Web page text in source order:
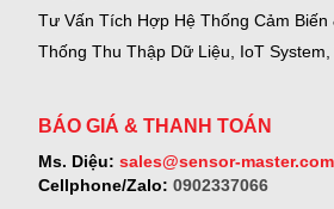
Tư Vấn Tích Hợp Hệ Thống Cảm Biến
Thống Thu Thập Dữ Liệu, IoT System,
BÁO GIÁ & THANH TOÁN
Ms. Diệu: sales@sensor-master.com
Cellphone/Zalo: 0902337066